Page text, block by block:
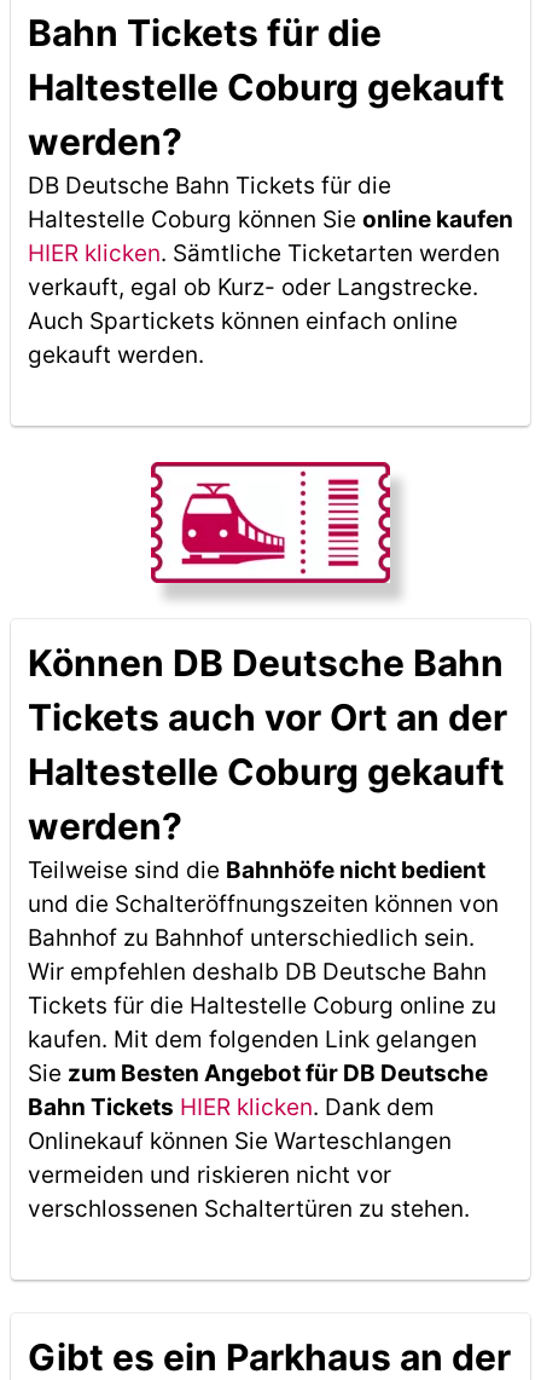
Bahn Tickets für die
Haltestelle Coburg gekauft
werden?
DB Deutsche Bahn Tickets für die
Haltestelle Coburg können Sie online kaufen
HIER klicken. Sämtliche Ticketarten werden
verkauft, egal ob Kurz- oder Langstrecke.
Auch Spartickets können einfach online
gekauft werden.
Können DB Deutsche Bahn
Tickets auch vor Ort an der
Haltestelle Coburg gekauft
werden?
Teilweise sind die Bahnhöfe nicht bedient
und die Schalteröffnungszeiten können von
Bahnhof zu Bahnhof unterschiedlich sein.
Wir empfehlen deshalb DB Deutsche Bahn
Tickets für die Haltestelle Coburg online zu
kaufen. Mit dem folgenden Link gelangen
Sie zum Besten Angebot für DB Deutsche
Bahn Tickets HIER klicken. Dank dem
Onlinekauf können Sie Warteschlangen
vermeiden und riskieren nicht vor
verschlossenen Schaltertüren zu stehen.
Gibt es ein Parkhaus an der